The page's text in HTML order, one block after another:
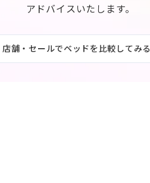
アドバイスいたします。
店舗・セールでベッドを比較してみる